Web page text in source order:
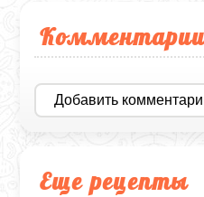
Добавить
Еще рецепты